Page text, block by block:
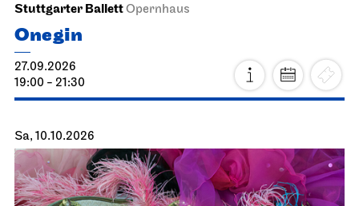
Stuttgarter BallettOpernhaus
Onegin
27.09.2026
19:00 - 21:30
Sa, 10.10.2026